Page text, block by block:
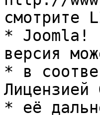
смотрите
* Joomla!
версия
* в
Лицензией
* её